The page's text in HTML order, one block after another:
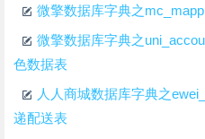
微擎数据库字典之
微擎数据库字典之
色数据表
人人商城数据库字典之
递配送表